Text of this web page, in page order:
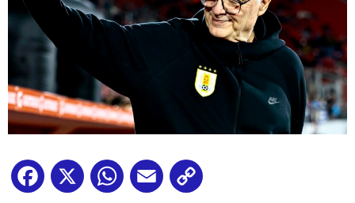
Facebook
X WhatsApp
Email